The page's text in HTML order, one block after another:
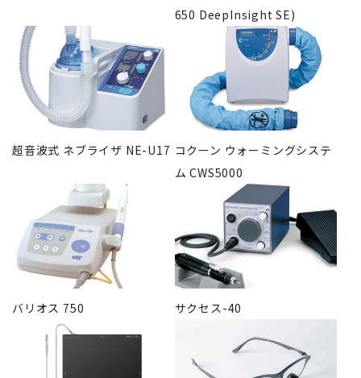
650 DeepInsight SE)
超音波式 ネブライザ NE-U17 コクーン ウォーミングシステ
ム CWS5000
バリオス 750 サクセス-40